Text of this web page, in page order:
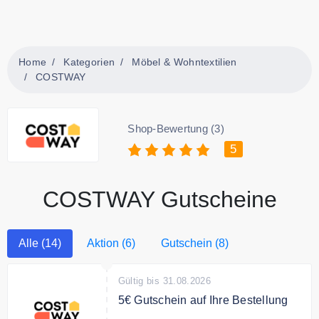
Home Kategorien
Möbel & Wohntextilien
COSTWAY
Shop-Bewertung (3)
5
COSTWAY Gutscheine
Alle (14) Aktion (6) Gutschein (8)
Gültig bis 31.08.2026
5€ Gutschein auf Ihre Bestellung